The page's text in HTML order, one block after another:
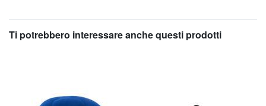
Ti potrebbero interessare anche questi prodotti